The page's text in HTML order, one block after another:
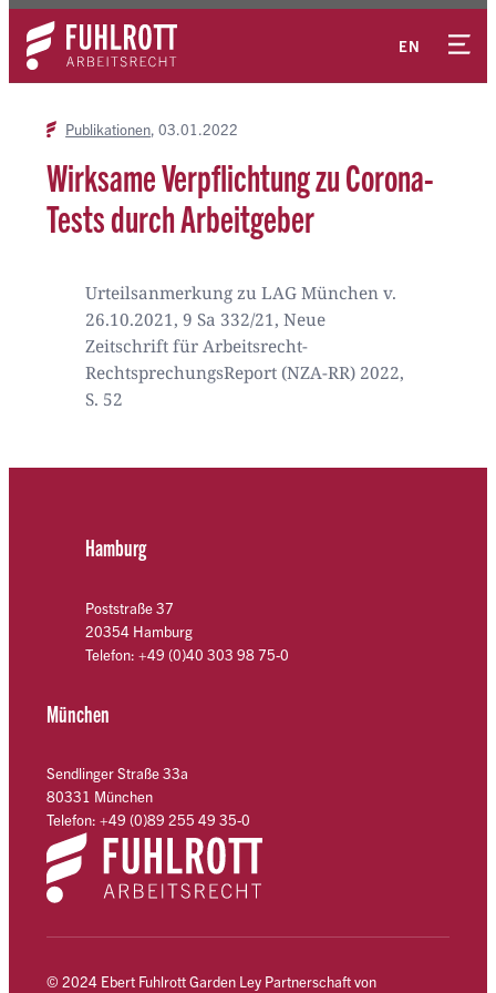
Zum
Inhalt
springen
EN
Kontakt
Publikationen 03.01.2022
Wirksame Verpflichtung zu Corona-
Tests durch Arbeitgeber
Urteilsanmerkung zu LAG München v.
26.10.2021, 9 Sa 332/21, Neue
Zeitschrift für Arbeitsrecht-
RechtsprechungsReport (NZA-RR) 2022,
S. 52
Hamburg
Poststraße 37
20354 Hamburg
Telefon: +49 (0)40 303 98 75-0
München
Sendlinger Straße 33a
80331 München
Telefon: +49 (0)89 255 49 35-0
© 2024 Ebert Fuhlrott Garden Ley Partnerschaft von